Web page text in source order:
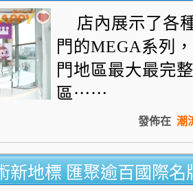
店內展示了各
門的MEGA系列，
門地區最大最完
區⋯⋯
發佈在 潮
新地標 匯聚逾百國際名